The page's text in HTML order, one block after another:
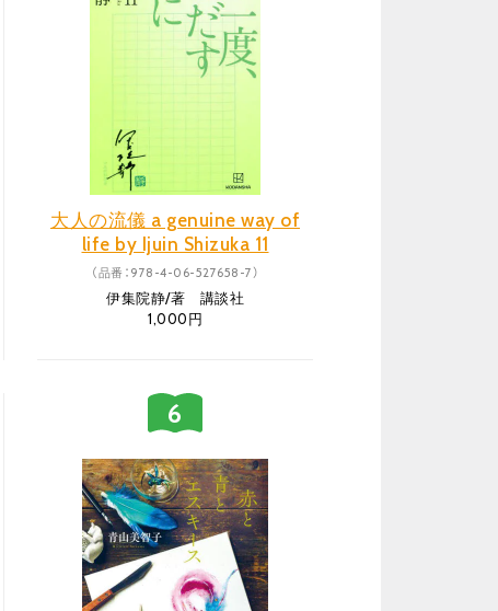
大人の流儀 a genuine way of
life by Ijuin Shizuka 11
（品番：978-4-06-527658-7）
伊集院静/著 講談社
1,000円